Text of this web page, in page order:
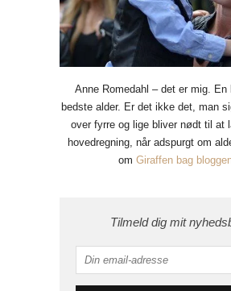
Anne Romedahl – det er mig. En
bedste alder. Er det ikke det, man
over fyrre og lige bliver nødt til at
hovedregning, når adspurgt om
om Giraffen bag
Tilmeld dig mit